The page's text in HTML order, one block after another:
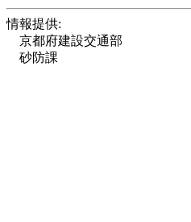
情報提供:
京都府建設交通部
砂防課